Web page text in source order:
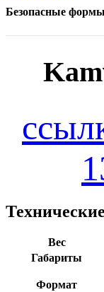
Безопасные
Вес
Габариты
Формат